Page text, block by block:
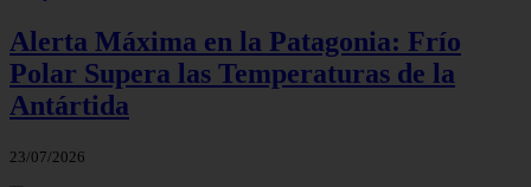
Alerta Máxima en la Patagonia: Frío
Polar Supera las Temperaturas de la
Antártida
23/07/2026